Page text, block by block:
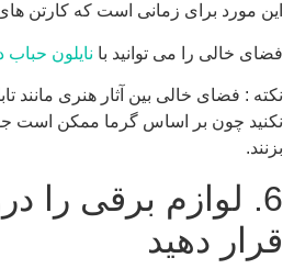
این مورد برای زمانی است که کارتن
فضای خالی را می توانید با نایلون حباب
نکته : فضای خالی بین آثار هنری مانند
نکنید چون بر اساس گرما ممکن است
بزنند.
6. لوازم برقی را
قرار دهید